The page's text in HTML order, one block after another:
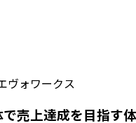
ヴォワークス
売上達成を目指す